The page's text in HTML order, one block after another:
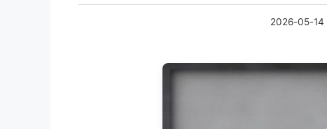
2026-05-14